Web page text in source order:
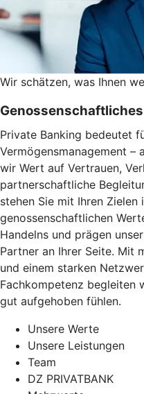
Wir schätzen, was Ihnen
Private Banking bedeutet
Vermögensmanagement –
wir Wert auf Vertrauen,
partnerschaftliche
stehen Sie mit Ihren
genossenschaftlichen
Handelns und prägen
Partner an Ihrer Seite. Mit
und einem starken
Fachkompetenz begleiten
gut aufgehoben fühlen.
Unsere Werte
Unsere Leistungen
Team
DZ PRIVATBANK